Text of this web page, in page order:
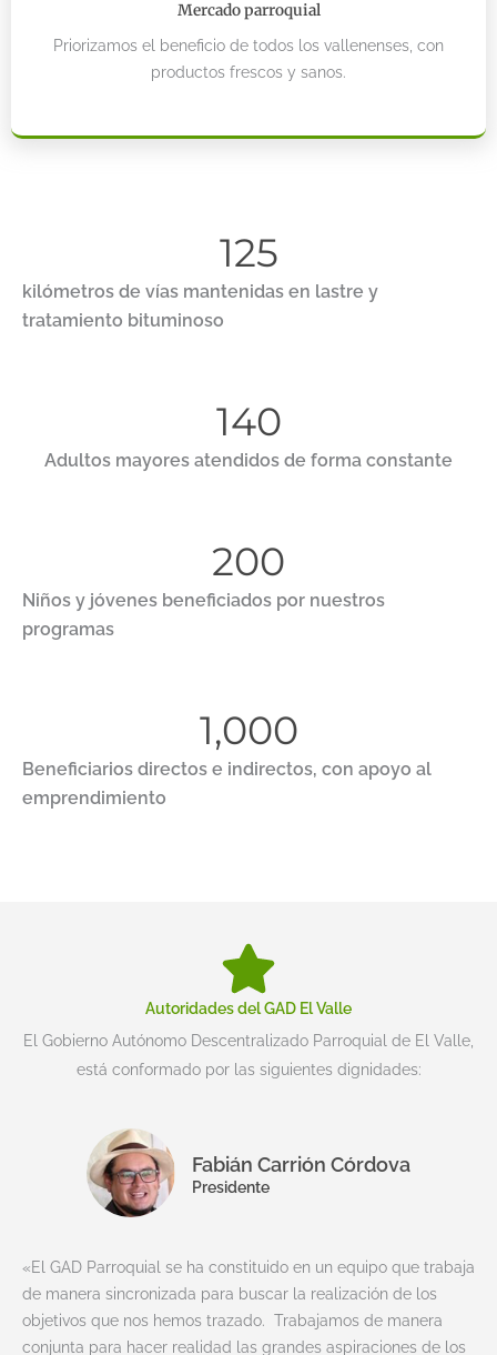
Mercado parroquial
Priorizamos el beneficio de todos los vallenenses, con
productos frescos y sanos.
kilómetros de vías mantenidas en lastre y
tratamiento bituminoso
125
Adultos mayores atendidos de forma constante
140
Niños y jóvenes beneficiados por nuestros
programas
200
Beneficiarios directos e indirectos, con apoyo al
emprendimiento
1,000
Autoridades del GAD El Valle
El Gobierno Autónomo Descentralizado Parroquial de El Valle,
está conformado por las siguientes dignidades:
Fabián Carrión Córdova
Presidente
«El GAD Parroquial se ha constituido en un equipo que trabaja
de manera sincronizada para buscar la realización de los
objetivos que nos hemos trazado. Trabajamos de manera
conjunta para hacer realidad las grandes aspiraciones de los